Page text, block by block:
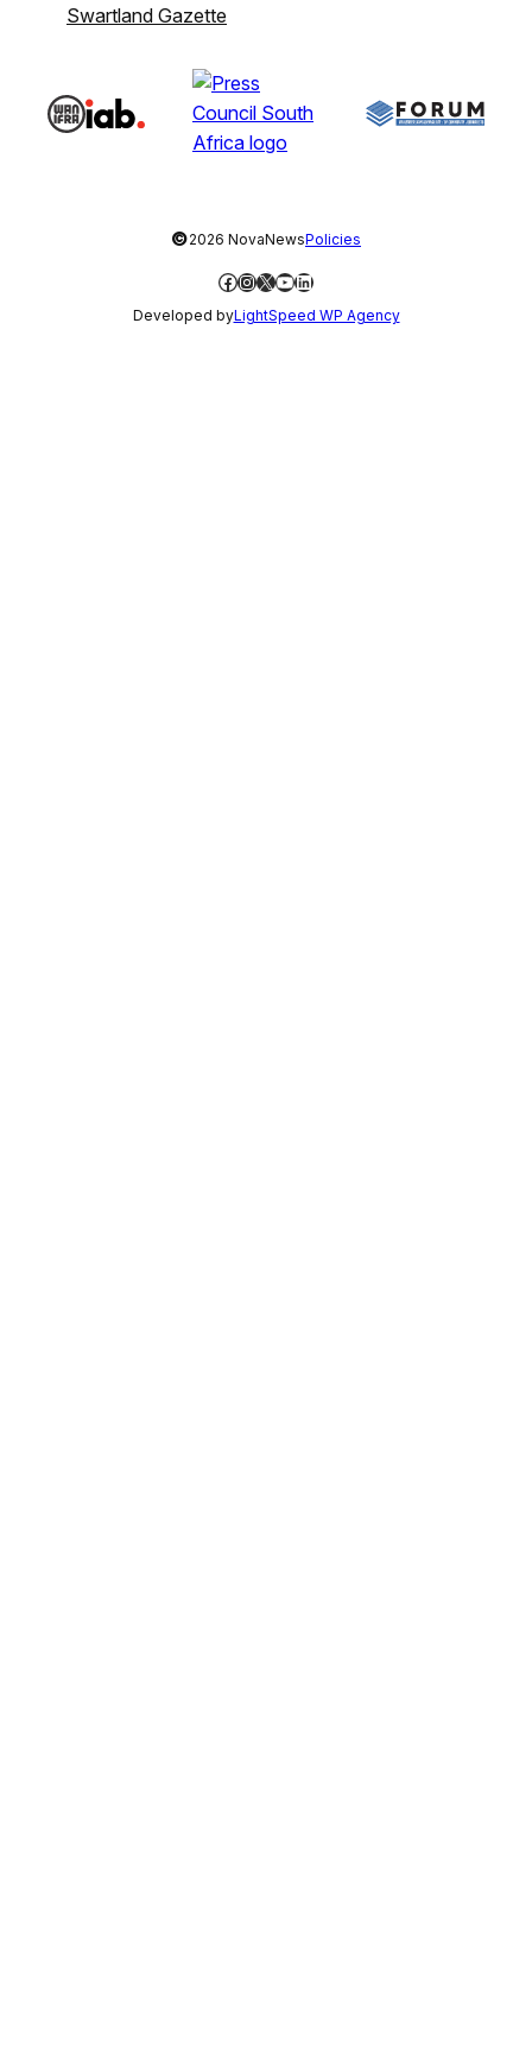
Swartland Gazette
©2026 NovaNewsPolicies
Facebook
Instagram
X YouTube
LinkedIn
Developed byLightSpeed WP Agency